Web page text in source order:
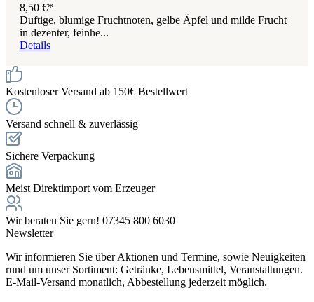
8,50 €*
Duftige, blumige Fruchtnoten, gelbe Äpfel und milde Frucht
in dezenter, feinhe...
Details
Kostenloser Versand ab 150€ Bestellwert
Versand schnell & zuverlässig
Sichere Verpackung
Meist Direktimport vom Erzeuger
Wir beraten Sie gern! 07345 800 6030
Newsletter
Wir informieren Sie über Aktionen und Termine, sowie Neuigkeiten
rund um unser Sortiment: Getränke, Lebensmittel, Veranstaltungen.
E-Mail-Versand monatlich, Abbestellung jederzeit möglich.